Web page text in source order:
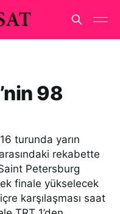
98
turunda yarın
rekabette
Petersburg
finale yükselecek
karşılaşması saat